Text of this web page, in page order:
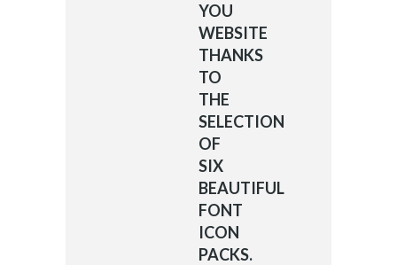
YOU
WEBSITE
THANKS
TO
THE
SELECTION
OF
SIX
BEAUTIFUL
FONT
ICON
PACKS.